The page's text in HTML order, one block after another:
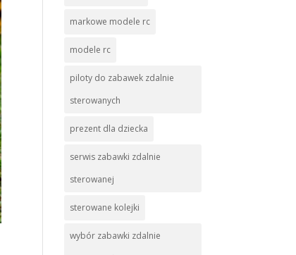
markowe modele rc
modele rc
piloty do zabawek zdalnie
sterowanych
prezent dla dziecka
serwis zabawki zdalnie
sterowanej
sterowane kolejki
wybór zabawki zdalnie